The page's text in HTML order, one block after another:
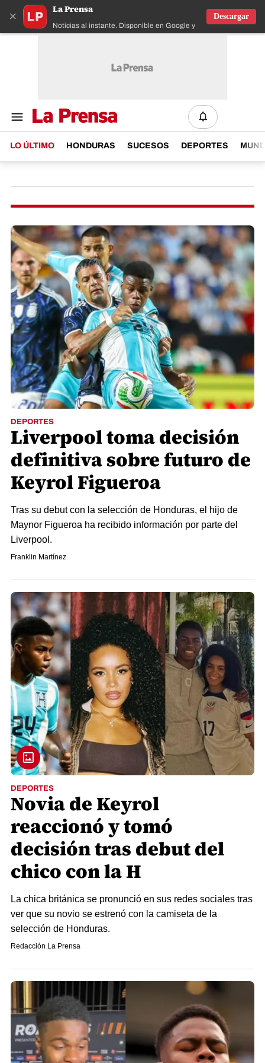
×
La Prensa
Noticias al instante. Disponible en Google y IOS
Descargar
LO ÚLTIMO HONDURAS SUCESOS DEPORTES
DEPORTES
Liverpool toma decisión
definitiva sobre futuro de
Keyrol Figueroa
Tras su debut con la selección de Honduras, el hijo de
Maynor Figueroa ha recibido información por parte del
Liverpool.
Franklin Martínez
DEPORTES
Novia de Keyrol
reaccionó y tomó
decisión tras debut del
chico con la H
La chica británica se pronunció en sus redes sociales tras
ver que su novio se estrenó con la camiseta de la
selección de Honduras.
Redacción La Prensa